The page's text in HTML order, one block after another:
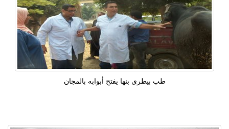
طب بيطرى بنها يفتح أبوابه بالمجان